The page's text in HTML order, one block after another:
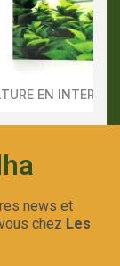
Aperçu
news et
chez Les